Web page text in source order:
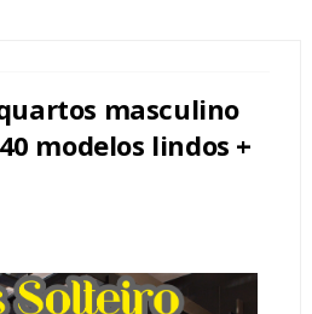
masculino
modelos lindos +